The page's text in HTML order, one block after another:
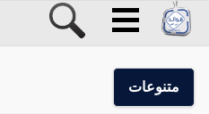
متنوعات